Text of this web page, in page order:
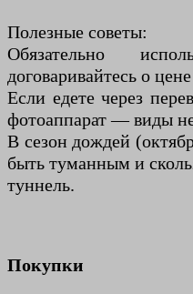
Полезные советы:
Обязательно
договаривайтесь о
Если едете через
фотоаппарат — виды
В сезон дождей
быть туманным и
туннель.
Покупки